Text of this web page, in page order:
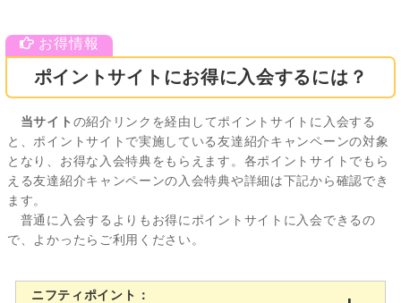
ポイントサイトにお得に入会するには？
当サイト の紹介リンクを経由してポイントサイトに入会する
と、ポイントサイトで実施している友達紹介キャンペーンの対象
となり、お得な入会特典をもらえます。各ポイントサイトでもら
える友達紹介キャンペーンの入会特典や詳細は下記から確認でき
ます。
普通に入会するよりもお得にポイントサイトに入会できるの
で、よかったらご利用ください。
ニフティポイント：